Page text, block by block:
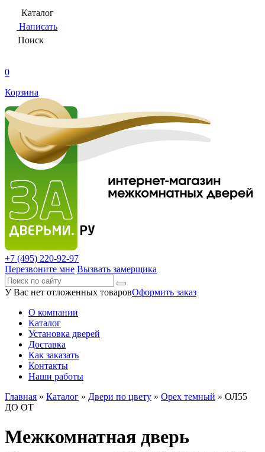
Каталог
Написать
Поиск
0
Корзина
+7 (495) 220-92-97
Перезвоните мне Вызвать замерщика
У Вас нет отложенных товаровОформить заказ
О компании
Каталог
Установка дверей
Доставка
Как заказать
Контакты
Наши работы
Главная » Каталог » Двери по цвету » Орех темный » ОЛ55
ДО ОТ
Межкомнатная дверь